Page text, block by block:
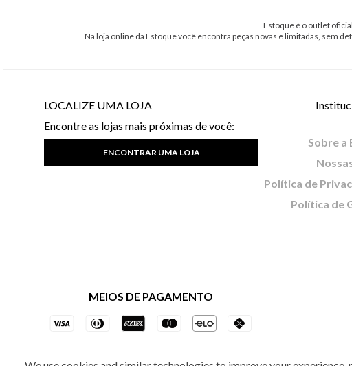
Estoque é o outlet
Na loja online da Estoque você encontra peças novas e limitadas, sem
LOCALIZE UMA LOJA
Encontre as lojas mais próximas de você:
ENCONTRAR UMA LOJA
Sobre a
Política de
MEIOS DE PAGAMENTO